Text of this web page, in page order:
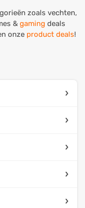
zoals vechten,
& gaming deals
onze product deals!